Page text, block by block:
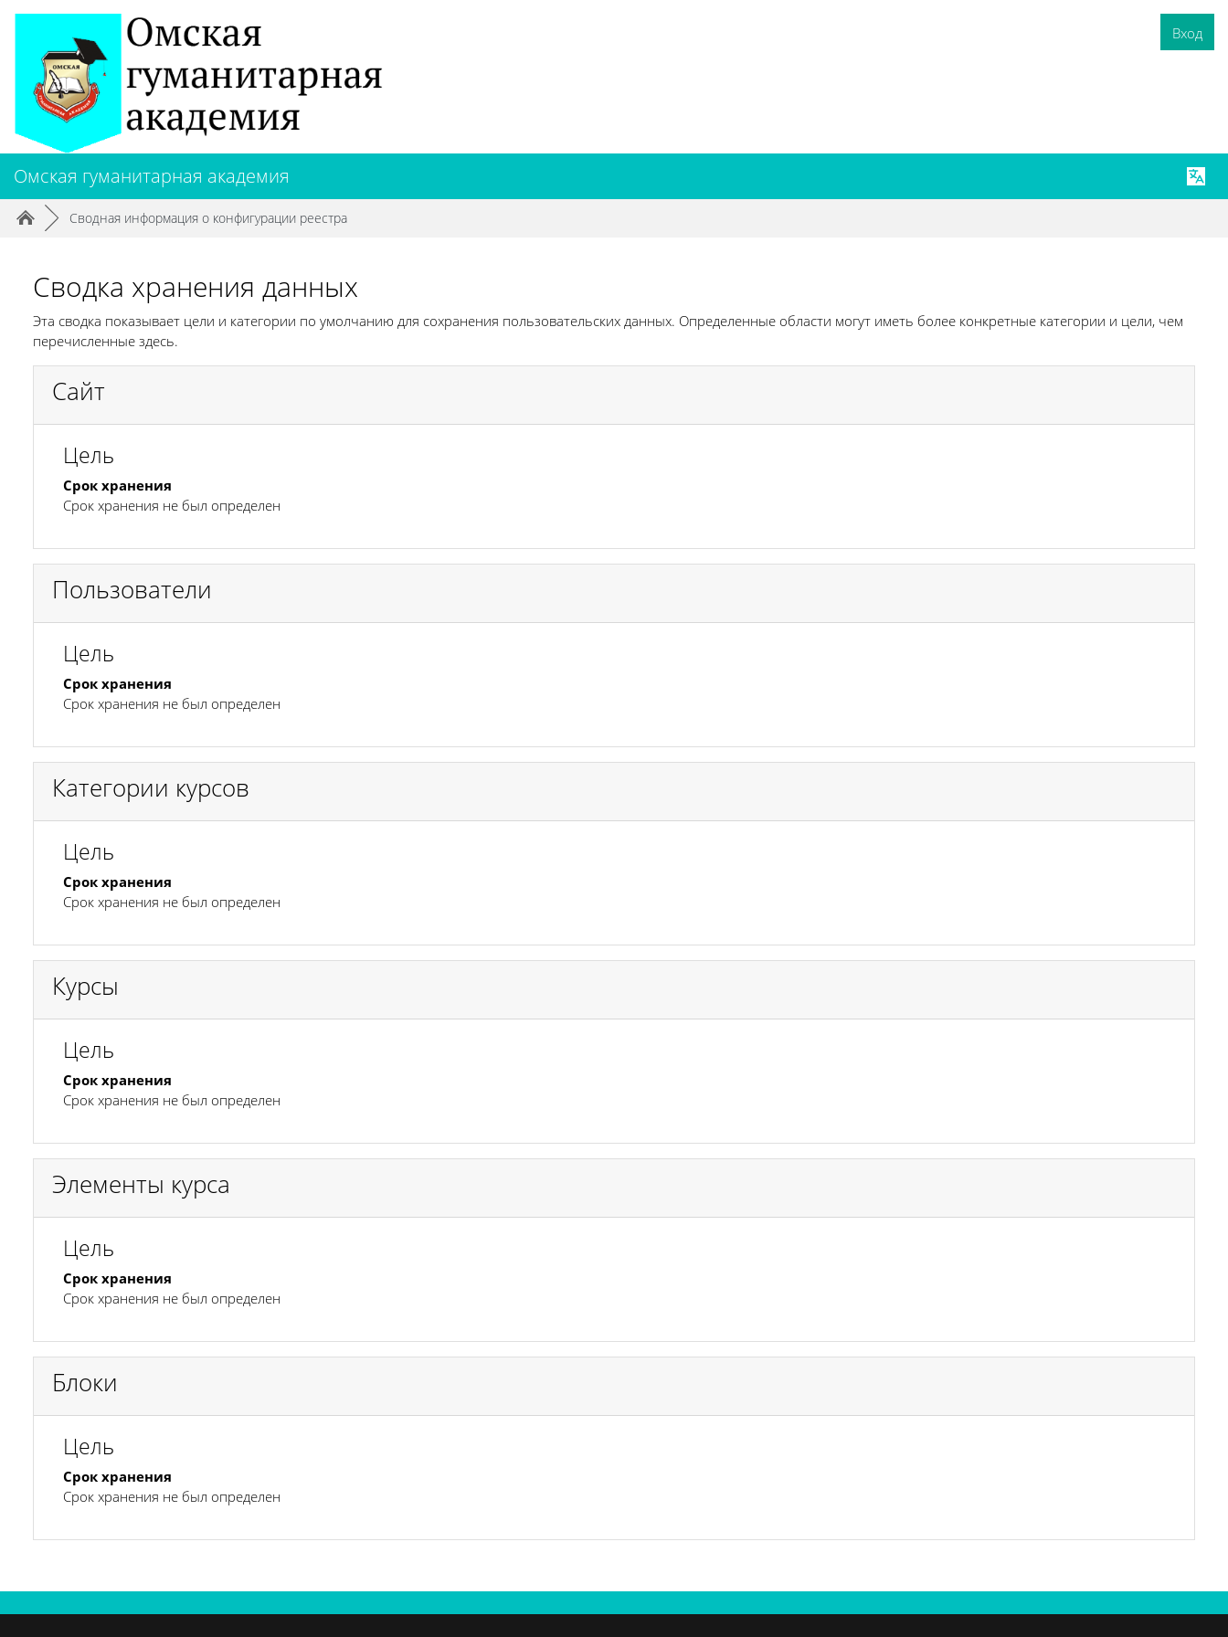
Перейти к основному содержанию
Вход
Омская гуманитарная академия
Путь к странице
/► Сводная информация о конфигурации реестра
Сводка хранения данных
Эта сводка показывает цели и категории по умолчанию для сохранения пользовательских данных. Определенные области могут иметь более конкретные категории и цели, чем
перечисленные здесь.
Сайт
Цель
Срок хранения
Срок хранения не был определен
Пользователи
Цель
Срок хранения
Срок хранения не был определен
Категории курсов
Цель
Срок хранения
Срок хранения не был определен
Курсы
Цель
Срок хранения
Срок хранения не был определен
Элементы курса
Цель
Срок хранения
Срок хранения не был определен
Блоки
Цель
Срок хранения
Срок хранения не был определен